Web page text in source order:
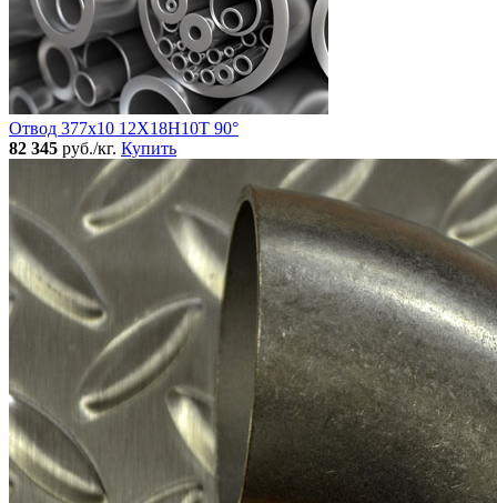
Отвод 377х10 12Х18Н10Т 90°
82 345 руб./кг. Купить